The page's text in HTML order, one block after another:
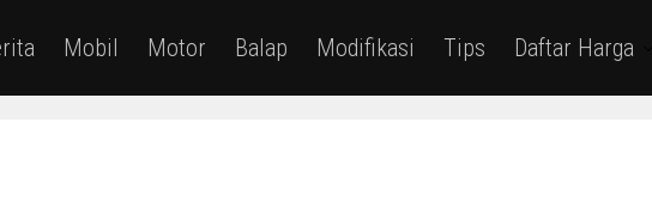
Mobil Motor Balap Modifikasi Tips Daftar Harga